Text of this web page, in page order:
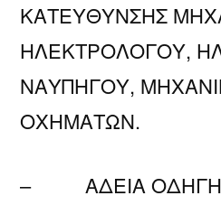
ΚΑΤΕΥΘΥΝΣΗΣ
ΗΛΕΚΤΡΟΛΟΓΟΥ,
ΝΑΥΠΗΓΟΥ,
ΟΧΗΜΑΤΩΝ.
– ΑΔΕΙΑ